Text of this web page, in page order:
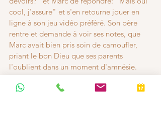
cool, j'assure" et s'en retourne jouer en
ligne à son jeu vidéo préféré. Son père
rentre et demande à voir ses notes, que
Marc avait bien pris soin de camoufler,
priant le bon Dieu que ses parents
l'oublient dans un moment d'amnésie.
Marc de plus en plus renfrogné et pris au
piège, montre ses notes catastrophiques à